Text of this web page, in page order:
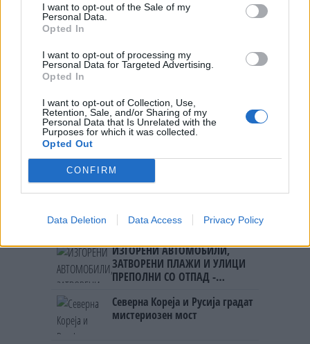
I want to opt-out of the Sale of my
Personal Data.
Opted In
I want to opt-out of processing my
Personal Data for Targeted Advertising.
Opted In
I want to opt-out of Collection, Use,
Retention, Sale, and/or Sharing of my
Personal Data that Is Unrelated with the
Purposes for which it was collected.
Opted Out
CONFIRM
Data Deletion Data Access Privacy Policy
ХАОС ЗА ЗИМАТА 2026/2027
ОСЛОБОДИМЕ- Скандалозна
објава на вицепремиерот на
ТЕМПЕРАТУРАТА ВО СРЕДА ЌЕ
БИДЕ ЗА НА ЛЕКАР, а потоа...
МАКЕДОНЦИТЕ ВО СРБИЈА:
ФОРМИРАН МАКЕДОНСКИОТ
НАЦИОНАЛЕН СОЈУЗ
ОТКРИТИЕ по падот на Дунав,
кренаа дронови да снимаат
ИЗГОРЕНИ АВТОМОБИЛИ,
ЗАТВОРЕНИ ПЛАЖИ И УЛИЦИ
ПРЕПОЛНИ СО ОТПАД -
мигрантскиот бран кон Сеута
Северна Кореја и Русија градат
мистериозен мост